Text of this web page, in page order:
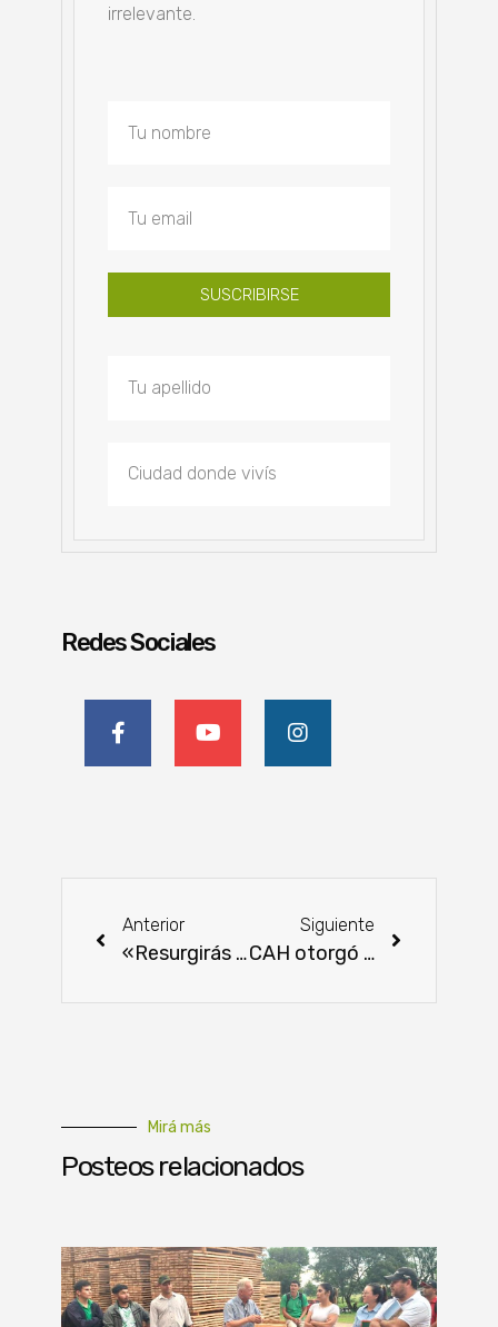
irrelevante.
SUSCRIBIRSE
Redes Sociales
Anterior
«Resurgirás Algodón»: Una obra que nos invita a valorar un cultivo tan nuestro
Siguiente
CAH otorgó casi 15.000 créditos en lo que va del año
Mirá más
Posteos relacionados